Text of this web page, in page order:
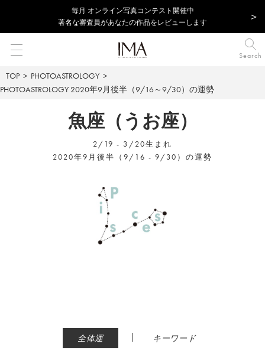
毎⽉ オンライン写真コンテスト開催中
著名な審査員があなたの作品をレビューします
Search
TOP
PHOTOASTROLOGY
PHOTOASTROLOGY 2020年9月後半（9/16～9/30）の運勢
魚座（うお座）
2/19 - 3/20生まれ
2020年9月後半（9/16 - 9/30）の運勢
全体運 | キーワード